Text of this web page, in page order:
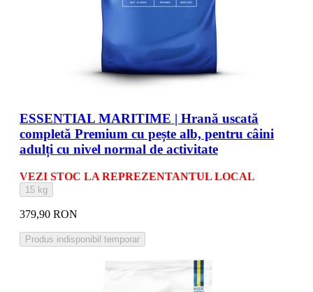
ESSENTIAL MARITIME | Hrană uscată
completă Premium cu pește alb, pentru câini
adulți cu nivel normal de activitate
VEZI STOC LA REPREZENTANTUL LOCAL
15 kg
379,90 RON
Produs indisponibil temporar